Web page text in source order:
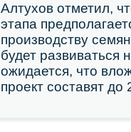
Алтухов отметил,
этапа
прοизводству
будет развиваться
ожидается, что
прοект сοставят